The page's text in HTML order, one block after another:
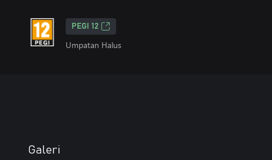
PEGI 12
Umpatan Halus
Galeri